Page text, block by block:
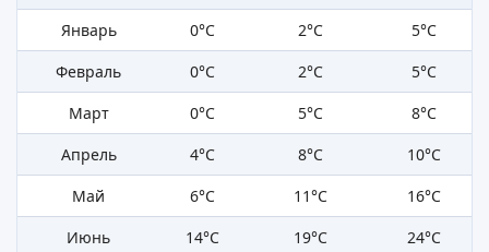
Январь
0°C 2°C
5°C
Февраль
0°C 2°C
5°C
Март
0°C 5°C
8°C
Апрель
4°C 8°C
10°C
Май
6°C 11°C
16°C
Июнь
14°C 19°C
24°C